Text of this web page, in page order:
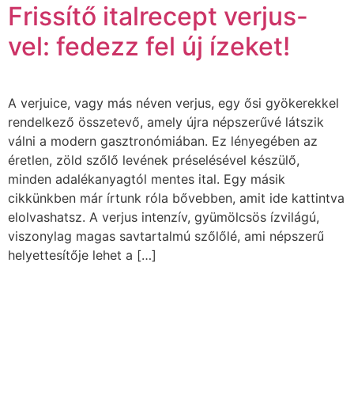
Frissítő italrecept verjus-
vel: fedezz fel új ízeket!
A verjuice, vagy más néven verjus, egy ősi gyökerekkel
rendelkező összetevő, amely újra népszerűvé látszik
válni a modern gasztronómiában. Ez lényegében az
éretlen, zöld szőlő levének préselésével készülő,
minden adalékanyagtól mentes ital. Egy másik
cikkünkben már írtunk róla bővebben, amit ide kattintva
elolvashatsz. A verjus intenzív, gyümölcsös ízvilágú,
viszonylag magas savtartalmú szőlőlé, ami népszerű
helyettesítője lehet a […]